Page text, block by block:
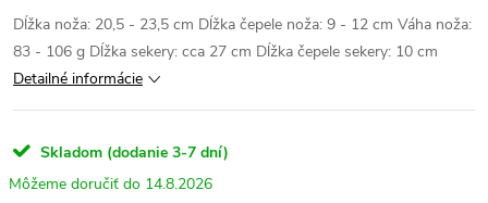
Dĺžka noža: 20,5 - 23,5 cm Dĺžka čepele noža: 9 - 12 cm Váha noža:
83 - 106 g Dĺžka sekery: cca 27 cm Dĺžka čepele sekery: 10 cm
Detailné informácie
Skladom (dodanie 3-7 dní)
14.8.2026